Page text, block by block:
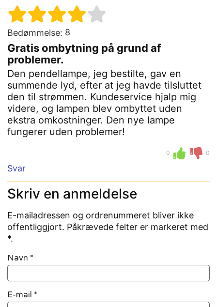
Bedømmelse: 8
Gratis ombytning på grund af
problemer.
Den pendellampe, jeg bestilte, gav en
summende lyd, efter at jeg havde tilsluttet
den til strømmen. Kundeservice hjalp mig
videre, og lampen blev ombyttet uden
ekstra omkostninger. Den nye lampe
fungerer uden problemer!
0 0
Svar
Skriv en anmeldelse
E-mailadressen og ordrenummeret bliver ikke
offentliggjort. Påkrævede felter er markeret med
*.
Navn *
E-mail *